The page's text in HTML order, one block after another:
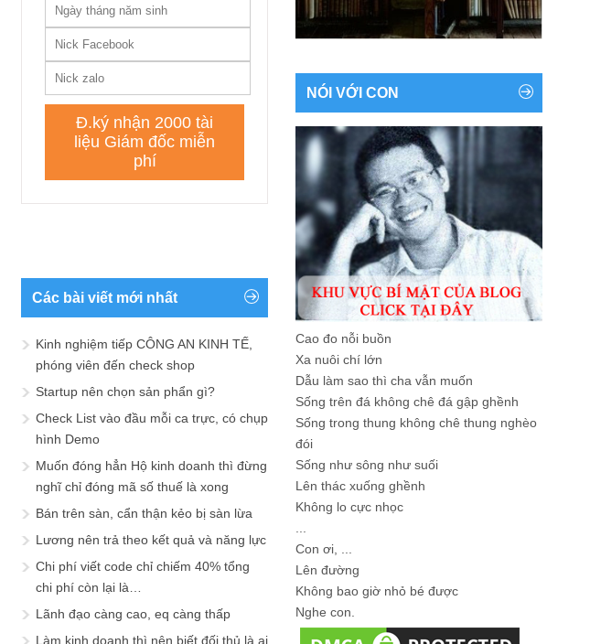
Các bài viết mới nhất
Kinh nghiệm tiếp CÔNG AN KINH TẾ,
phóng viên đến check shop
Startup nên chọn sản phẩn gì?
Check List vào đầu mỗi ca trực, có chụp
hình Demo
Muốn đóng hẳn Hộ kinh doanh thì đừng
nghĩ chỉ đóng mã số thuế là xong
Bán trên sàn, cẩn thận kẻo bị sàn lừa
Lương nên trả theo kết quả và năng lực
Chi phí viết code chỉ chiếm 40% tổng
chi phí còn lại là…
Lãnh đạo càng cao, eq càng thấp
Làm kinh doanh thì nên biết đối thủ là ai
NÓI VỚI CON
Cao đo nỗi buồn
Xa nuôi chí lớn
Dẫu làm sao thì cha vẫn muốn
Sống trên đá không chê đá gập ghềnh
Sống trong thung không chê thung nghèo
đói
Sống như sông như suối
Lên thác xuống ghềnh
Không lo cực nhọc
Con ơi, ...
Lên đường
Không bao giờ nhỏ bé được
Nghe con.